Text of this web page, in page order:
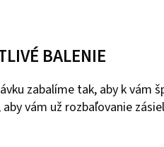
BALENIE
zabalíme tak, aby k vám
vám už rozbaľovanie